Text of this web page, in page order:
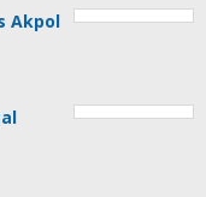
Akpol